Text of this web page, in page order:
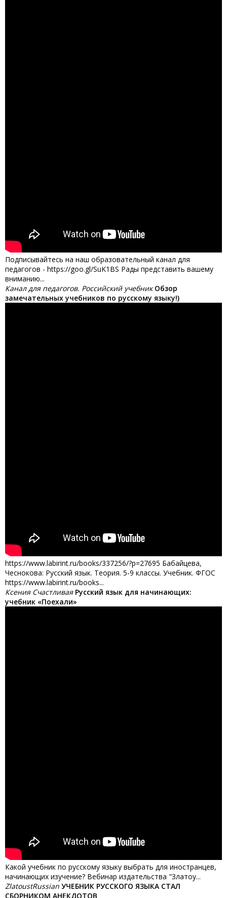
Подписывайтесь на наш образовательный канал для
педагогов - https://goo.gl/SuK1BS Рады представить вашему
вниманию...
Канал для педагогов. Российский учебник Обзор
замечательных учебников по русскому языку!)
https://www.labirint.ru/books/337256/?p=27695 Бабайцева,
Чеснокова: Русский язык. Теория. 5-9 классы. Учебник. ФГОС
https://www.labirint.ru/books...
Ксения Счастливая Русский язык для начинающих:
учебник «Поехали»
Какой учебник по русскому языку выбрать для иностранцев,
начинающих изучение? Вебинар издательства "Златоу...
ZlatoustRussian УЧЕБНИК РУССКОГО ЯЗЫКА СТАЛ
СБОРНИКОМ АНЕКДОТОВ